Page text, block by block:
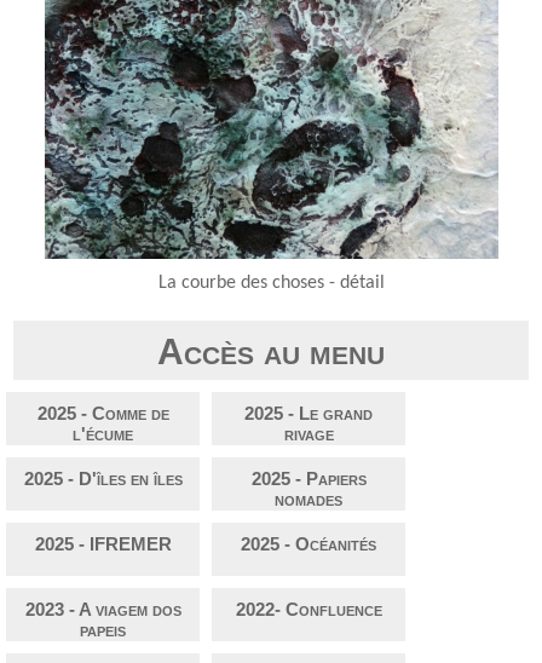
La courbe des choses - détail
Accès au menu
2025 - Comme de
l'écume
2025 - Le grand
rivage
2025 - D'îles en îles
2025 - Papiers
nomades
2025 - IFREMER 2025 - Océanités
2023 - A viagem dos
papeis
2022- Confluence